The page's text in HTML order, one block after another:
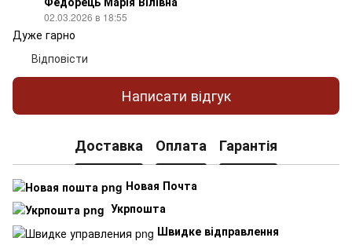
02.03.2026 в 18:55
Дуже гарно
Відповісти
Написати відгук
Доставка Оплата Гарантія
Новая Почта
Укрпошта
Швидке відправлення